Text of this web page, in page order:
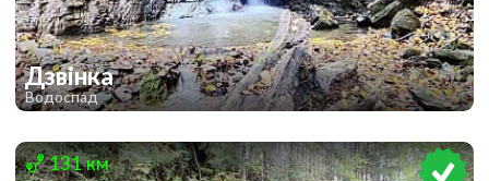
Дзвінка
Водоспад
1
131 км